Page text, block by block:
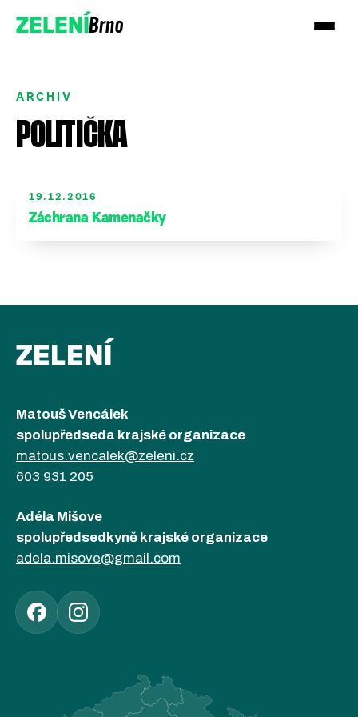
ZELENÍBrno
Přidejte se!
ARCHIV
POLITIČKA
19.12.2016
Záchrana Kamenačky
ZELENÍ
Matouš Vencálek
spolupředseda krajské organizace
matous.vencalek@zeleni.cz
603 931 205
Adéla Mišove
spolupředsedkyně krajské organizace
adela.misove@gmail.com